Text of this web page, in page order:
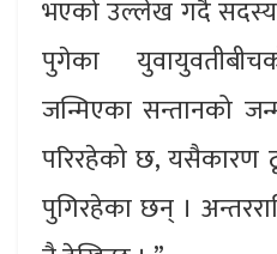
भएको उल्लेख गर्दै सदस्य
पुगेका
जन्मिएका सन्तानको
परिरहेको छ,
पुगिरहेका छन् ।